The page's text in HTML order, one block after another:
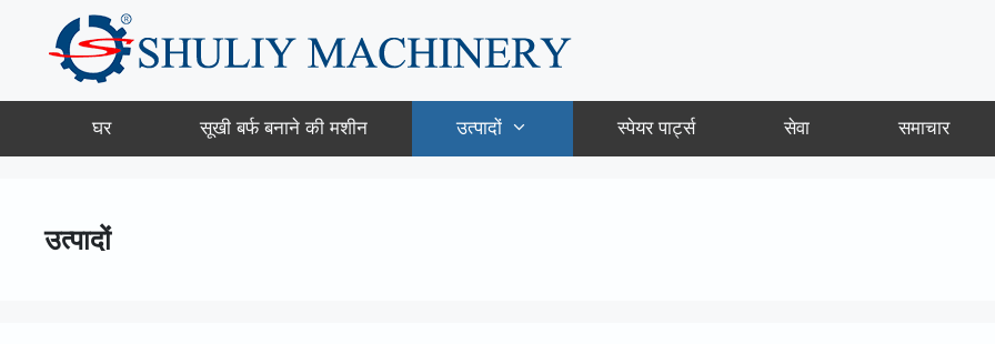
घर सूखी बर्फ बनाने की मशीन उत्पादों स्पेयर पार्ट्स सेवा समाचार
उत्पादों